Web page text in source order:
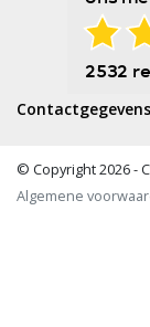
Contactgegevens
© Copyright 2026 -
Algemene